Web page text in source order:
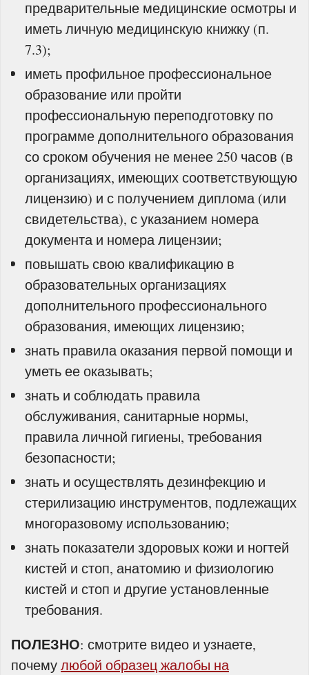
предварительные медицинские осмотры и
иметь личную медицинскую книжку (п.
7.3);
иметь профильное профессиональное
образование или пройти
профессиональную переподготовку по
программе дополнительного образования
со сроком обучения не менее 250 часов (в
организациях, имеющих соответствующую
лицензию) и с получением диплома (или
свидетельства), с указанием номера
документа и номера лицензии;
повышать свою квалификацию в
образовательных организациях
дополнительного профессионального
образования, имеющих лицензию;
знать правила оказания первой помощи и
уметь ее оказывать;
знать и соблюдать правила
обслуживания, санитарные нормы,
правила личной гигиены, требования
безопасности;
знать и осуществлять дезинфекцию и
стерилизацию инструментов, подлежащих
многоразовому использованию;
знать показатели здоровых кожи и ногтей
кистей и стоп, анатомию и физиологию
кистей и стоп и другие установленные
требования.
ПОЛЕЗНО: смотрите видео и узнаете,
почемулюбой образец жалобы на